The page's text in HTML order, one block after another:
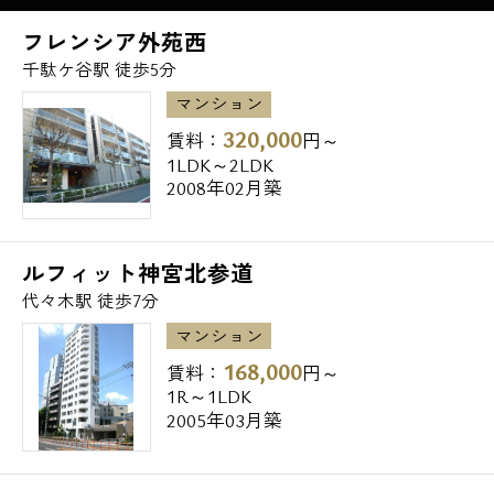
フレンシア外苑西
千駄ケ谷駅 徒歩5分
マンション
賃料： 320,000円～
1LDK～2LDK
2008年02月築
ルフィット神宮北参道
代々木駅 徒歩7分
マンション
賃料： 168,000円～
1R～1LDK
2005年03月築
お問い合わせ